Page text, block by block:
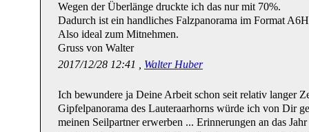
Wegen der Überlänge druckte ich das nur mit 70%.
Dadurch ist ein handliches Falzpanorama im Format
Also ideal zum Mitnehmen.
Gruss von Walter
2017/12/28 12:41 , Walter Huber
Ich bewundere ja Deine Arbeit schon seit relativ langer
Gipfelpanorama des Lauteraarhorns würde ich von Dir
meinen Seilpartner erwerben ... Erinnerungen an das